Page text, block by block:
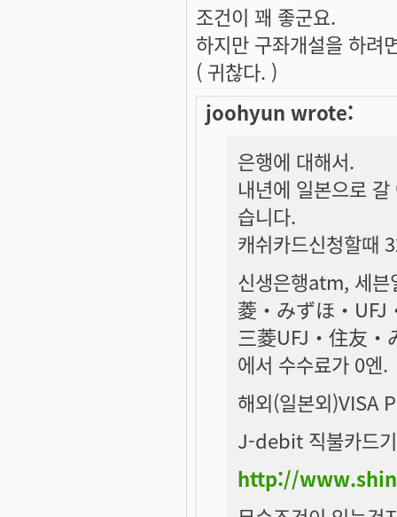
조건이 꽤 좋군요.
하지만 구좌개설을 하려
( 귀찮다. )
joohyun wrote:
은행에 대해서.
내년에 일본으로
습니다.
캐쉬카드신청할때
신생은행atm, 세
菱・みずほ・
三菱UFJ・住友
에서 수수료가 0엔.
해외(일본외)VISA
J-debit 직불카드
http://